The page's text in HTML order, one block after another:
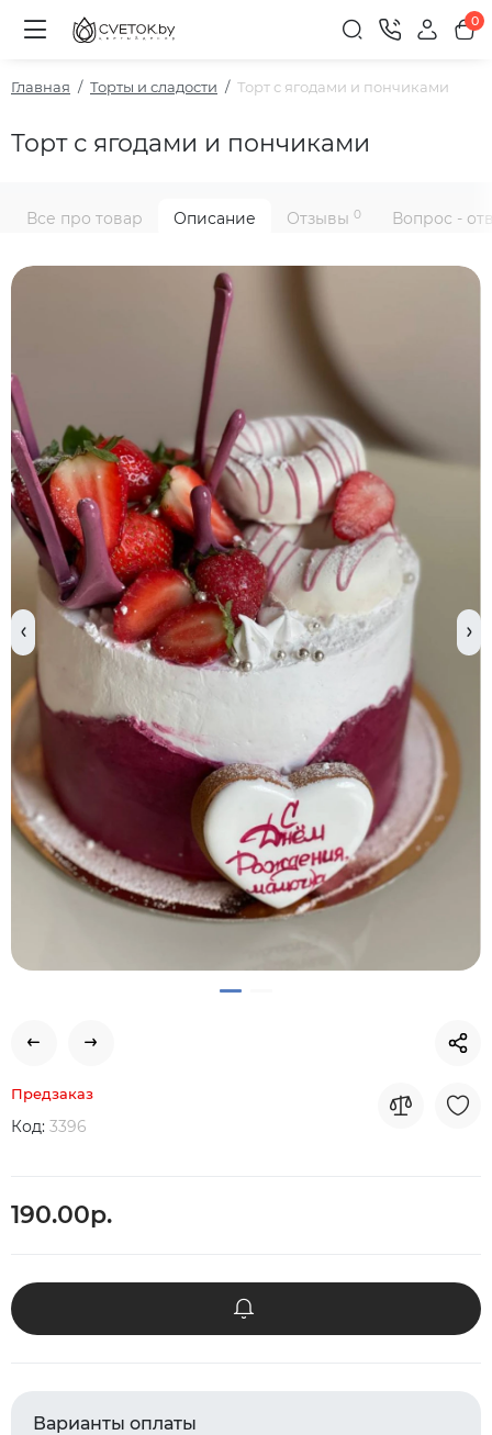
0
Главная Торты и сладости Торт с ягодами и пончиками
Торт с ягодами и пончиками
Все про товар Описание Отзывы 0 Вопрос -
Предзаказ
Код: 3396
190.00р.
Варианты оплаты